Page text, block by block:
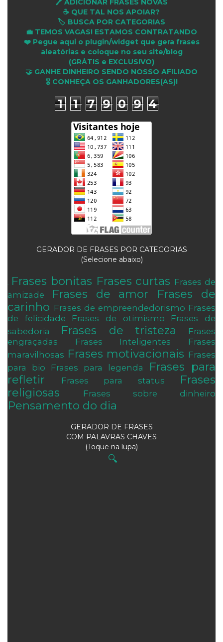
☕ QUE TAL NOS APOIAR?
🏷️ BUSCA POR CATEGORIAS
💼 TEMOS VAGAS! ESTAMOS CONTRATANDO
❤️ Pegue aqui o plugin/widget que gera frases
aleatórias e coloque no seu site/blog
(GRÁTIS e EXCLUSIVO)
🤝 GANHE DINHEIRO SENDO NOSSO AFILIADO
🎖 CONHEÇA OS GANHADORES(AS)!
1 1 7 9 0 9 4
GERADOR DE FRASES POR CATEGORIAS
(Selecione abaixo)
Frases bonitas Frases curtas Frases de
amizade
Frases de amor
Frases de
carinho Frases de empreendedorismo Frases
de felicidade
Frases de otimismo
Frases de
sabedoria
Frases de tristeza
Frases
engraçadas
Frases Inteligentes
Frases
maravilhosas Frases motivacionais Frases
para bio
Frases para legenda
Frases para
refletir
Frases para status
Frases
religiosas
Frases sobre dinheiro
Pensamento do dia
GERADOR DE FRASES
COM PALAVRAS CHAVES
(Toque na lupa)
🔍